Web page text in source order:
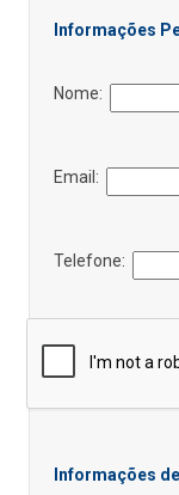
Informações
Nome:
Email:
Telefone:
Informações